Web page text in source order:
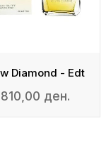
Diamond - Edt
ден.